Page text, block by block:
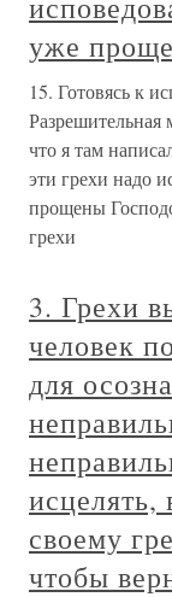
уже
15. Готовясь к
Разрешительная
что я там
эти грехи надо
прощены
грехи
3. Грехи
человек
для
исцелять,
своему
чтобы